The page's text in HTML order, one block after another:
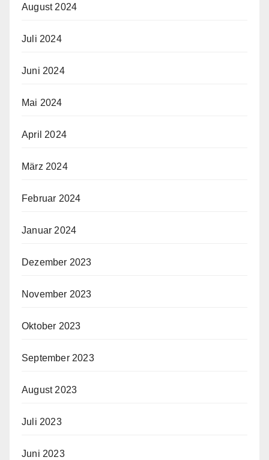
August 2024
Juli 2024
Juni 2024
Mai 2024
April 2024
März 2024
Februar 2024
Januar 2024
Dezember 2023
November 2023
Oktober 2023
September 2023
August 2023
Juli 2023
Juni 2023